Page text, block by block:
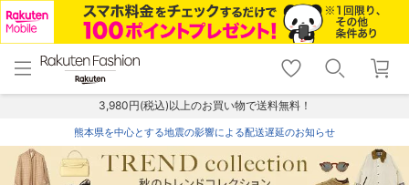
menu home
トップ
shopping_cart lock_outline
ログイン
3,980円(税込)以上のお買い物で送料無料！
熊本県を中心とする地震の影響による配送遅延のお知らせ